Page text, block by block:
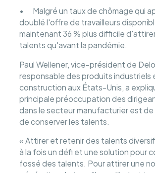
• Malgré un taux de chômage qui
doublé l'offre de travailleurs
maintenant 36 % plus difficile
talents qu'avant la pandémie.
Paul Wellener, vice-président de
responsable des produits industriels
construction aux États-Unis, a
principale préoccupation des
dans le secteur manufacturier est
de conserver les talents.
« Attirer et retenir des talents
à la fois un défi et une solution pour
fossé des talents. Pour attirer une